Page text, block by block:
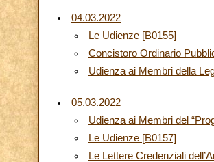
04.03.2022
Le Udienze [B0155]
Concistoro Ordinario
Udienza ai Membri della
05.03.2022
Udienza ai Membri del
Le Udienze [B0157]
Le Lettere Credenziali